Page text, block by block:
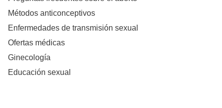
Métodos anticonceptivos
Enfermedades de transmisión sexual
Ofertas médicas
Ginecología
Educación sexual